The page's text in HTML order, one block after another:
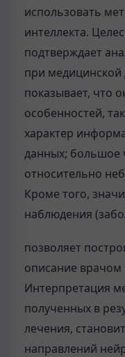
использовать
интеллекта.
подтверждает
при медицинской
показывает, что
особенностей,
характер
данных; большое
относительно
Кроме того,
наблюдения
позволяет
описание врачом
Интерпретация
полученных в
лечения,
направлений